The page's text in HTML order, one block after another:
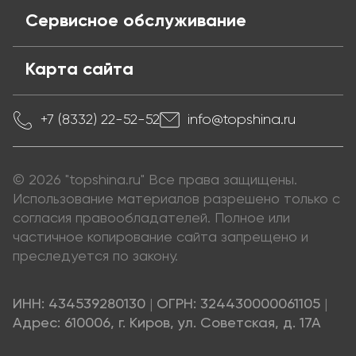
Сервисное обслуживание
Карта сайта
+7 (8332) 22-52-52 info@topshina.ru
© 2026 "topshina.ru" Все права защищены.
Использование материалов разрешено только с
согласия правообладателей. Полное или
частичное копирование сайта запрещено и
преследуется по закону.
ИНН: 434539280130 ОГРН: 324430000061105
Адрес: 610006, г. Киров, ул. Советская, д. 17А